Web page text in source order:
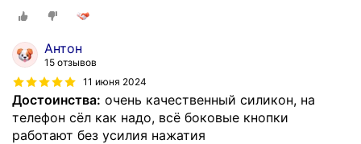
Антон
15 отзывов
11 июня 2024
Достоинства: очень качественный силикон, на
телефон сёл как надо, всё боковые кнопки
работают без усилия нажатия